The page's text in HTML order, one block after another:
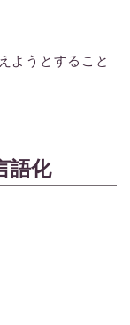
ようとすること
語化